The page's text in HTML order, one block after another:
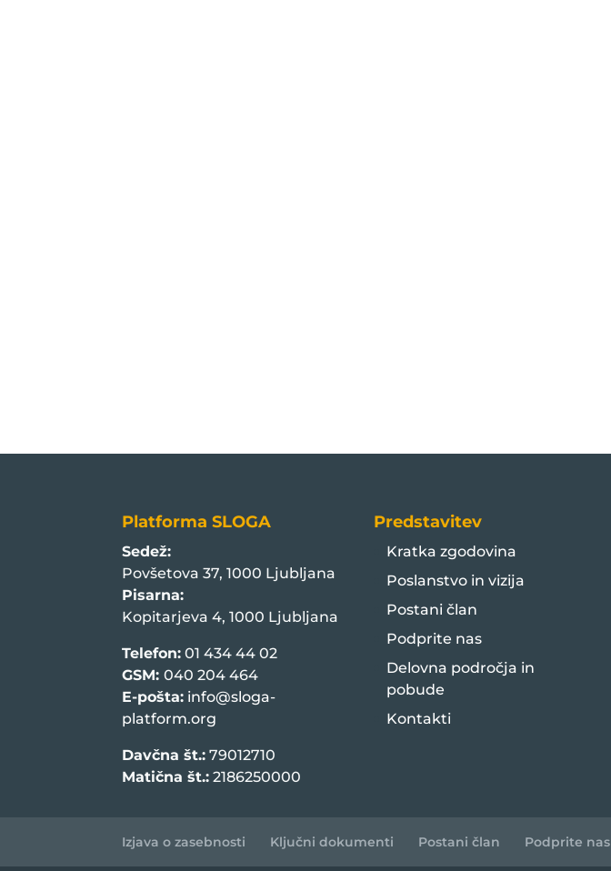
Platforma SLOGA
Sedež:
Povšetova 37, 1000 Ljubljana
Pisarna:
Kopitarjeva 4, 1000 Ljubljana
Telefon: 01 434 44 02
GSM:040 204 464
E-pošta: info@sloga-
platform.org
Davčna št.: 79012710
Matična št.: 2186250000
Predstavitev
Kratka zgodovina
Poslanstvo in vizija
Postani član
Podprite nas
Delovna področja in
pobude
Kontakti
Izjava o zasebnosti Ključni dokumenti Postani član Podprite nas